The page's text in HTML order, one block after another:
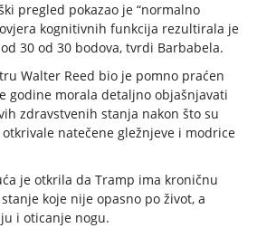
pregled pokazao je “normalno
kognitivnih funkcija rezultirala je
30 od 30 bodova, tvrdi Barbabela.
Walter Reed bio je pomno praćen
godine morala detaljno objašnjavati
zdravstvenih stanja nakon što su
natečene gležnjeve i modrice
je otkrila da Tramp ima kroničnu
koje nije opasno po život, a
i oticanje nogu.